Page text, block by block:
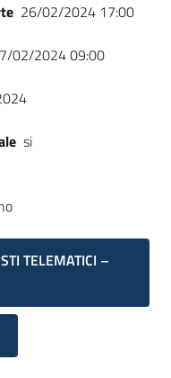
26/02/2024 17:00
02/2024 09:00
si
TELEMATICI –